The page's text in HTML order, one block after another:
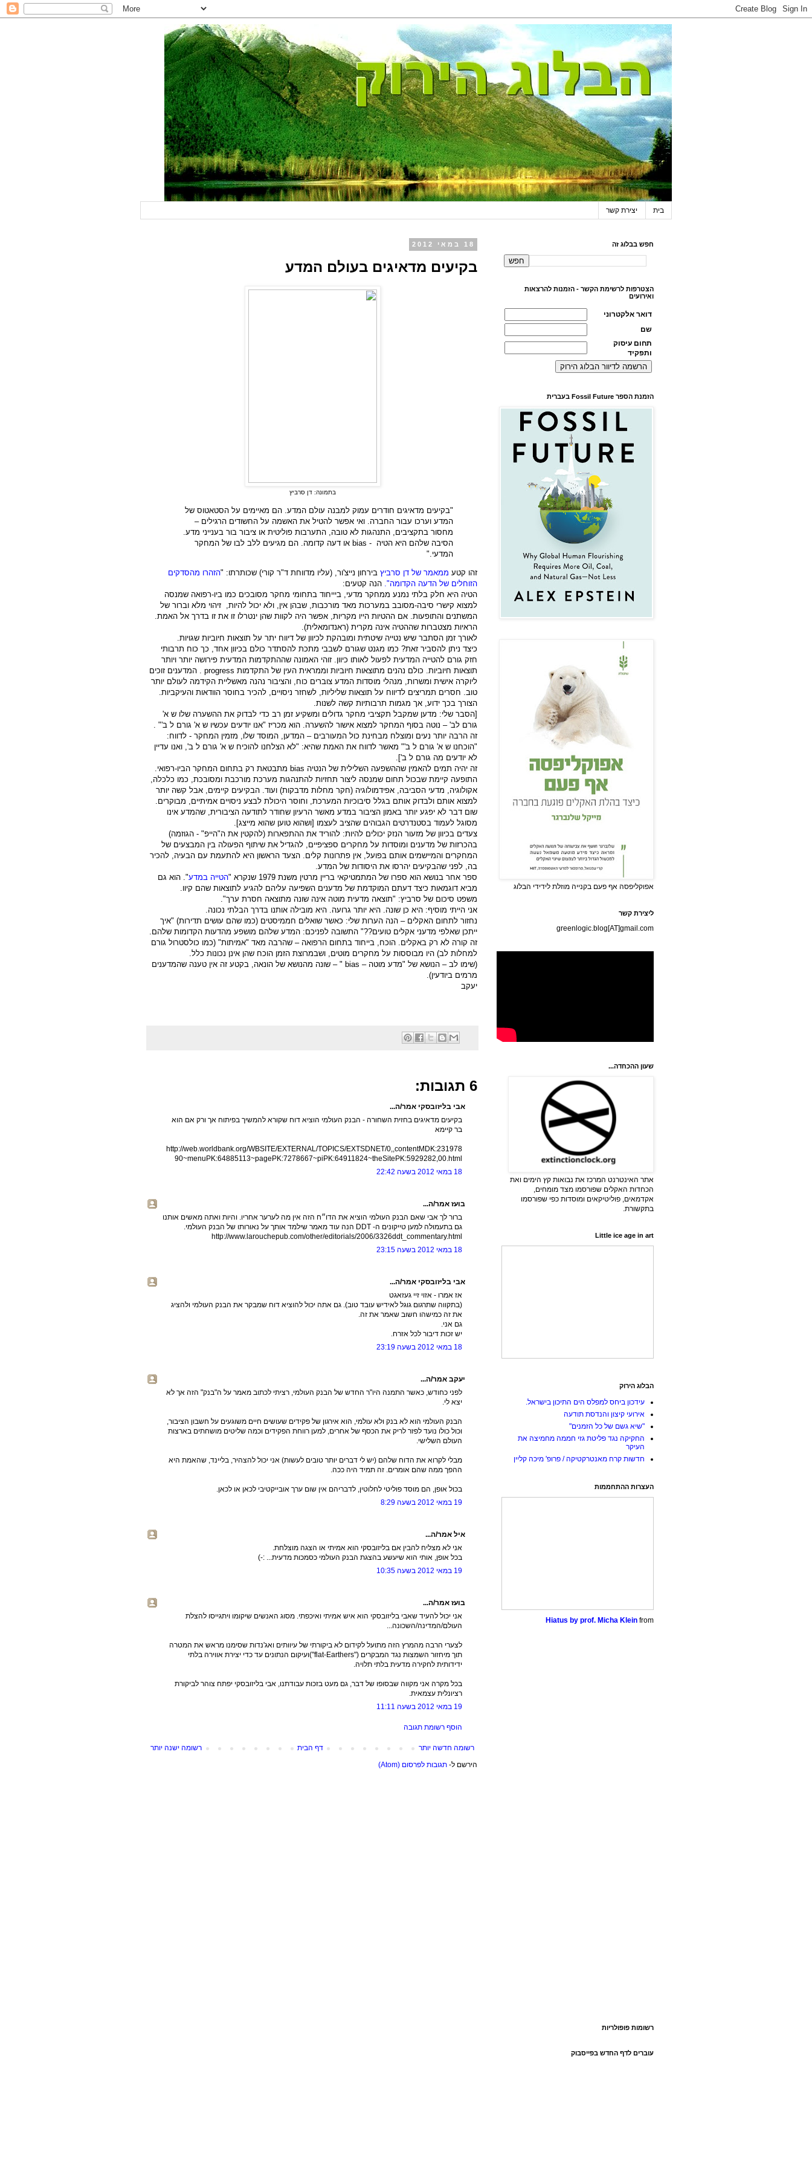
בית יצירת קשר
18 במאי 2012
בקיעים מדאיגים בעולם המדע
בתמונה: דן סרביץ
"בקיעים מדאיגים חודרים עמוק למבנה עולם המדע. הם מאיימים על הסטאטוס של
המדע וערכו עבור החברה. ואי אפשר להטיל את האשמה על החשודים הרגילים –
מחסור בתקציבים, התנהגות לא טובה, התערבות פוליטית או ציבור בור בענייני מדע.
הסיבה שלהם היא הטיה -
bias או דעה קדומה. הם מגיעים ללב לבו של המחקר
המדעי."
זהו קטע ממאמר של דן סרביץ בירחון נייצ'ור, (עליו מדווחת ד"ר קורי) שכותרתו: "הזהרו מהסדקים
הזוחלים של הדעה הקדומה". הנה קטעים:
הטיה היא חלק בלתי נמנע ממחקר מדעי, ביייחוד בתחומי מחקר מסובכים כמו ביו-רפואה שמנסה
למצוא קישרי סיבה-מסובב במערכות מאד מורכבות, שבהן אין, ולא יכול להיות, זיהוי מלא וברור של
המשתנים והתופעות. אם ההטיות הייו מקריות, אפשר היה לקוות שהן ינטרלו זו את זו בדרך אל האמת.
הראיות מצטברות שההטיה אינה מקרית (ראנדומאלית).
לאורך זמן הסתבר שיש נטייה שיטתית ומובהקת לכיוון של דיווח יתר על תוצאות חיוביות שגויות.
כיצד ניתן להסביר זאת? כמו מגנט שגורם לשבבי מתכת להסתדר כולם בכיוון אחד, כך כוח תרבותי
חזק גורם להטייה המדעית לפעול לאותו כיוון. זוהי האמונה שההתקדמות המדעית פירושה יותר ויותר
תוצאות חיוביות. כולם נהנים מתוצאות חיוביות וממראית העין של התקדמות progress . המדענים זוכים
ליוקרה אישית ומשרות, מנהלי מוסדות המדע צוברים כוח, והציבור נהנה מאשליית הקידמה לעולם יותר
טוב. חסרים תמריצים לדיווח על תוצאות שליליות, לשחזר ניסויים, להכיר בחוסר הוודאות והעיקביות.
הצורך בכך ידוע, אך מגמות תרבותיות קשה לשנות.
[הסבר שלי: מדען שמקבל תקציבי מחקר גדולים ומשקיע זמן רב כדי לבדוק את ההשערה שלו ש א'
גורם לב' – נוטה בסוף המחקר למצוא אישור להשערה. הוא מכריז "אנו יודעים עכשיו ש א' גורם ל ב'" .
זה הרבה יותר נעים ומוצלח מבחינת כול המעורבים – המדען, המוסד שלו, מזמין המחקר - לדווח:
"הוכחנו ש א' גורם ל ב'" מאשר לדווח את האמת שהיא: "לא הצלחנו להוכיח ש א' גורם ל ב', ואנו עדיין
לא יודעים מה גורם ל ב'].
זה יהיה תמים להאמין שההשפעה השלילית של הנטיה bias מתבטאת רק בתחום המחקר הביו-רפואי.
התופעה קיימת שבכול תחום שמנסה ליצור תחזיות להתנהגות מערכת מורכבת ומסובכת, כמו כלכלה,
אקולוגיה, מדעי הסביבה, אפידמולוגיה (חקר מחלות מדבקות) ועוד. הבקיעים קיימים, אבל קשה יותר
למצוא אותם ולבדוק אותם בגלל סיבוכיות המערכת, וחוסר היכולת לבצע ניסויים אמיתיים, מבוקרים.
שום דבר לא יפגע יותר באמון הציבור במדע מאשר הרעיון שחודר לתודעה הציבורית, שהמדע אינו
מסוגל לעמוד בסטנדרטים הגבוהים שהציב לעצמו [ושהוא טוען שהוא מייצג].
צעדים בכיוון של מזעור הנזק יכולים להיות: להוריד את ההתפארות (להקטין את ה"הייפ" - הגוזמה)
בהכרזות של מדענים ומוסדות על מחקרים ספציפיים, להגדיל את שיתוף הפעולה בין המבצעים של
המחקרים והמיישמים אותם בפועל, אין פתרונות קלים. הצעד הראשון היא להתעמת עם הבעיה, להכיר
בה, לפני שהבקיעים יהרסו את היסודות של המדע.
ספר אחר בנושא הוא ספרו של המתמטיקאי בריין מרטין משנת 1979 שנקרא "
הטייה במדע". הוא גם
מביא דוגמאות כיצד דעתם המוקדמת של מדענים השפיעה עליהם להגיע לתוצאות שהם קיוו.
משפט סיכום של סרביץ: "תוצאה מדעית מוטה אינה שונה מתוצאה חסרת ערך".
אני הייתי מוסיף: היא כן שונה. היא יותר גרועה. היא מובילה אותנו בדרך הבלתי נכונה.
נחזור לתחום האקלים – הנה הערות שלי: כאשר שואלים חממיסטים (כמו שהם עושים תדירות) "איך
ייתכן שאלפי מדעני אקלים טועים??" התשובה לפניכם: המדע שלהם מושפע מהדעות הקדומות שלהם.
זה קורה לא רק באקלים. הוכח, בייחוד בתחום הרפואה – שהרבה מאד "אמיתות" (כמו כולסטרול גורם
למחלות לב) היו מבוססות על מחקרים מוטים, ושבמרוצת הזמן הוכח שהן אינן נכונות כלל.
(שימו לב – הנושא של "מדע מוטה – bias " – שונה מהנושא של הונאה, בקטע זה אין טענה שהמדענים
מרמים ביודעין).
יעקב
6 תגובות:
אבי בליזובסקי אמר/ה...
בקיעים מדאיגים בחזית השחורה - הבנק העולמי הוציא דוח שקורא להמשיך בפיתוח אך ורק אם הוא
בר קיימא
http://web.worldbank.org/WBSITE/EXTERNAL/TOPICS/EXTSDNET/0,,contentMDK:231978
90~menuPK:64885113~pagePK:7278667~piPK:64911824~theSitePK:5929282,00.html
18 במאי 2012 בשעה 22:42
בועז אמר/ה...
ברור לך אבי שאם הבנק העולמי הוציא את הדו״ח הזה אין מה לערער אחריו. והיות ואתה מאשים אותנו
גם בתעמולה למען טייקונים ה- DDT הנה עוד מאמר שילמד אותך על נאורותו של הבנק העולמי.
http://www.larouchepub.com/other/editorials/2006/3326ddt_commentary.html
18 במאי 2012 בשעה 23:15
אבי בליזובסקי אמר/ה...
אז אמרו - אזוי זיי געזאגט
(בתקווה שתרגום גוגל לאידיש עובד טוב). גם אתה יכול להוציא דוח שמבקר את הבנק העולמי ולהציג
את זה כמישהו חשוב שאמר את זה.
גם אני.
יש זכות דיבור לכל אזרח.
18 במאי 2012 בשעה 23:19
יעקב אמר/ה...
לפני כחודש, כאשר התמנה היו"ר החדש של הבנק העולמי, רציתי לכתוב מאמר על ה"בנק" הזה אך לא
יצא לי.
הבנק העולמי הוא לא בנק ולא עולמי, הוא אירגון של פקידים שעושים חיים משוגעים על חשבון הציבור,
וכול כולו נועד לפזר לריק את הכסף של אחרים, למען רווחת הפקידים וכמה שליטים מושחתים בארצות
העולם השלישי.
מבלי לקרוא את הדוח שלהם (יש לי דברים יותר טובים לעשות) אני יכול להצהיר, בליינד, שהאמת היא
ההפך ממה שהם אומרים. זה תמיד היה ככה.
בכול אופן, הם מוסד פוליטי לחלוטין, לדבריהם אין שום ערך אובייקטיבי לכאן או לכאן.
19 במאי 2012 בשעה 8:29
איל אמר/ה...
אני לא מצליח להבין אם בליזובסקי הוא אמיתי או הצגה מוצלחת.
בכל אופן, אותי הוא שיעשע בהצגת הבנק העולמי כסמכות מדעית... :-)
19 במאי 2012 בשעה 10:35
בועז אמר/ה...
אני יכול להעיד שאבי בליזובסקי הוא איש אמיתי ואיכפתי. מסוג האנשים שיקומו ויתגייסו להצלת
העולם/המדינה/השכונה...
לצערי הרבה מהמרץ הזה מתועל לקידום לא ביקורתי של עיוותים ואג'נדות שסימנו מראש את המטרה
תוך מיחזור השמצות נגד המבקרים ("flat-Earthers")ועיקום הנתונים עד כדי יצירת אווירה בלתי
ידידותית לחקירה מדעית בלתי תלויה.
בכל מקרה אני מקווה שבסופו של דבר, גם מעט בזכות עבודתנו, אבי בליזובסקי יפתח צוהר לביקורת
רציונלית עצמאית.
19 במאי 2012 בשעה 11:11
הוסף רשומת תגובה
רשומה חדשה יותר רשומה ישנה יותר
דף הבית
הירשם ל- תגובות לפרסום (Atom)
חפש בבלוג זה
הצטרפות לרשימת הקשר - הזמנות להרצאות
ואירועים
דואר אלקטרוני
שם
תחום עיסוק
ותפקיד
הזמנת הספר Fossil Future בעברית
אפוקליפסה אף פעם בקנייה מוזלת לידידי הבלוג
ליצירת קשר
greenlogic.blog[AT]gmail.com
שעון ההכחדה...
אתר האינטרנט המרכז את נבואות קץ הימים ואת
הכחדות האקלים שפורסמו מצד מומחים,
אקדמאים, פוליטיקאים ומוסדות כפי שפורסמו
בתקשורת.
Little ice age in art
הבלוג הירוק
עידכון ביחס למפלס הים התיכון בישראל.
אירועי קיצון והנדסת תודעה
"שיא גשם של כל הזמנים"
החקיקה נגד פליטת גזי חממה מחמיצה את
העיקר
חדשות קרח מאנטרקטיקה / פרופ' מיכה קליין
העצרות ההתחממות
Hiatus by prof. Micha Klein from
רשומות פופולריות
עוברים לדף החדש בפייסבוק